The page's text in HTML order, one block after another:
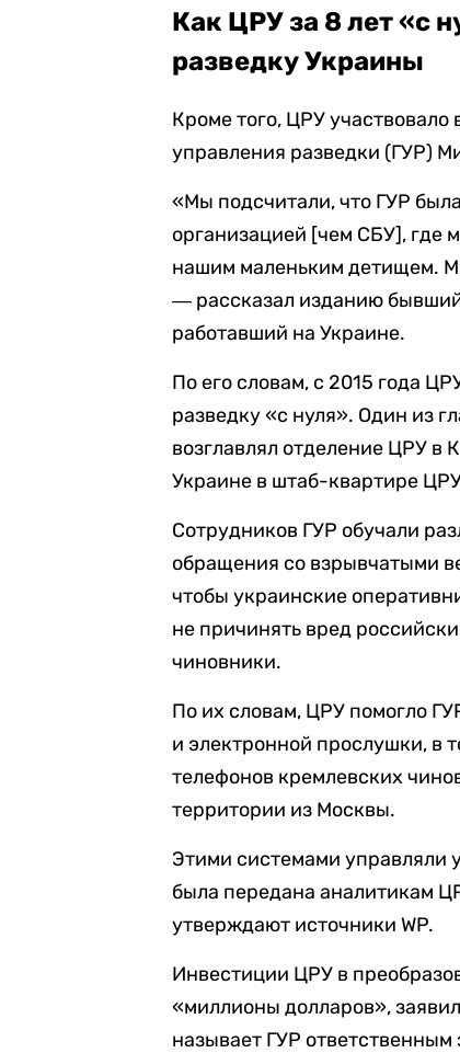
Как ЦРУ за 8 лет «с
разведку Украины
Кроме того, ЦРУ
управления разведки (ГУР)
«Мы подсчитали, что ГУР
организацией [чем СБУ], где
нашим маленьким детищем.
― рассказал изданию
работавший на Украине.
По его словам, с 2015 года
разведку «с нуля». Один из
возглавлял отделение ЦРУ в
Украине в штаб-квартире
Сотрудников ГУР обучали
обращения со взрывчатыми
чтобы украинские
не причинять вред
чиновники.
По их словам, ЦРУ помогло
и электронной прослушки, в
телефонов кремлевских
территории из Москвы.
Этими системами управляли
была передана аналитикам
утверждают источники WP.
Инвестиции ЦРУ в
«миллионы долларов»,
называет ГУР